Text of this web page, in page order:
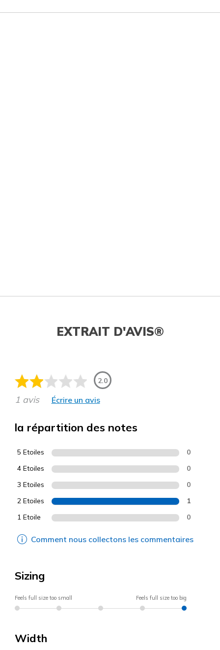
EXTRAIT D'AVIS®
2.0
1 avis Écrire un avis
la répartition des notes
5 Etoiles 0
4 Etoiles 0
3 Etoiles 0
2 Etoiles 1
1 Etoile 0
Comment nous collectons les commentaires
Sizing
Feels full size too small Feels full size too big
Width